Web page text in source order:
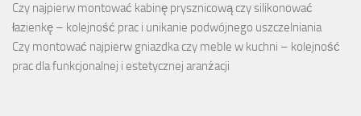
Czy najpierw montować kabinę prysznicową czy silikonować
łazienkę – kolejność prac i unikanie podwójnego uszczelniania
Czy montować najpierw gniazdka czy meble w kuchni – kolejność
prac dla funkcjonalnej i estetycznej aranżacji